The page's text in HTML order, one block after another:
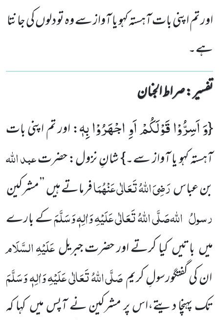
اور تم اپنی بات آہستہ کہو یا آواز سے وہ تو دلوں کی جانتا
ہے۔
تفسیر : ‎صراط الجنان
{وَ اَسِرُّوْا قَوْلَكُمْ اَوِ اجْهَرُوْا بِهٖ: اور تم اپنی بات
آہستہ کہو یا آواز سے۔} شانِ نزول: حضرتعبداللّٰہ
بن عباسرَضِیَ اللّٰہُ تَعَالٰی عَنْہُمَافرماتے ہیں ’’ مشرکین
رسولُ اللّٰہصَلَّی اللّٰہُ تَعَالٰی عَلَیْہِ وَاٰلِہٖ وَسَلَّمَکے بارے
میں باتیں کیا کرتے اور حضرت جبریلعَلَیْہِالسَّلَام
ان کی گفتگورسولِ کریمصَلَّی اللّٰہُ تَعَالٰی عَلَیْہِ وَاٰلِہٖ وَسَلَّمَ
تک پہنچا دیتے،اس پر مشرکین نے آپس میں کہا کہ